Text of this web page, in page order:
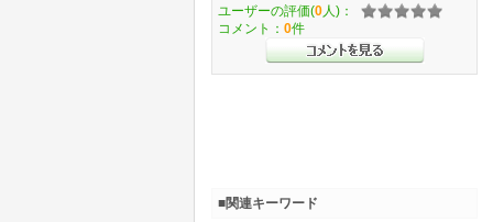
ユーザーの評価(0 人)：
コメント： 0件
■関連キーワード